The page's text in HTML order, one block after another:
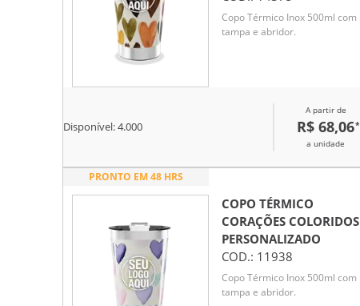
Copo Térmico Inox 500ml com
tampa e abridor.
Disponível:4.000
A partir de
R$ 68,06*
a unidade
PRONTO EM 48 HRS
COPO TÉRMICO
CORAÇÕES COLORIDOS
PERSONALIZADO
COD.: 11938
Copo Térmico Inox 500ml com
tampa e abridor.